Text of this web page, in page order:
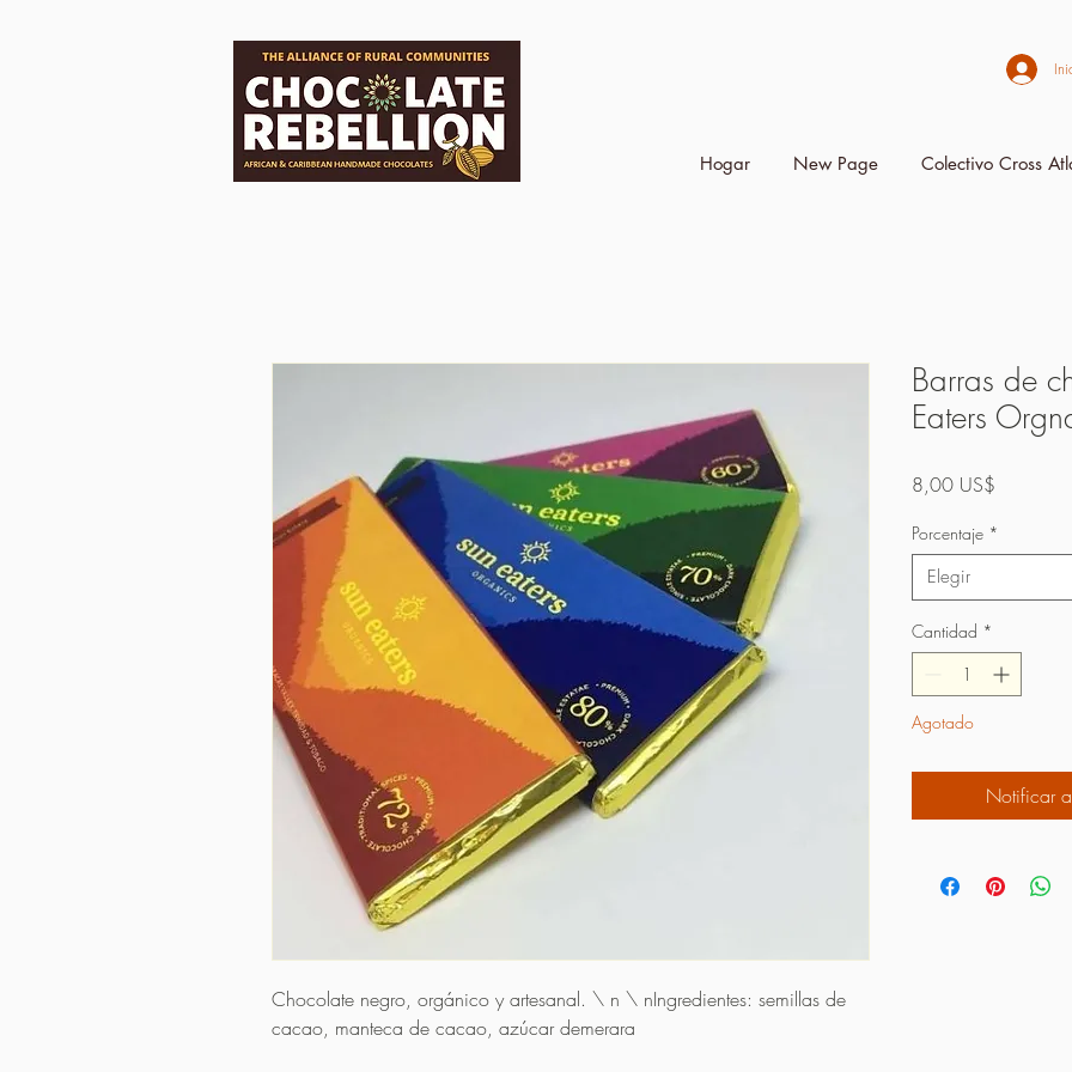
Hogar New Page Colectivo Cross
Chocolate negro, orgánico y artesanal. \ n \ nIngredientes: semillas de
cacao, manteca de cacao, azúcar demerara
Barras de
Eaters
8,00 US$
Porcentaje *
Elegir
Cantidad *
Agotado
Notificar